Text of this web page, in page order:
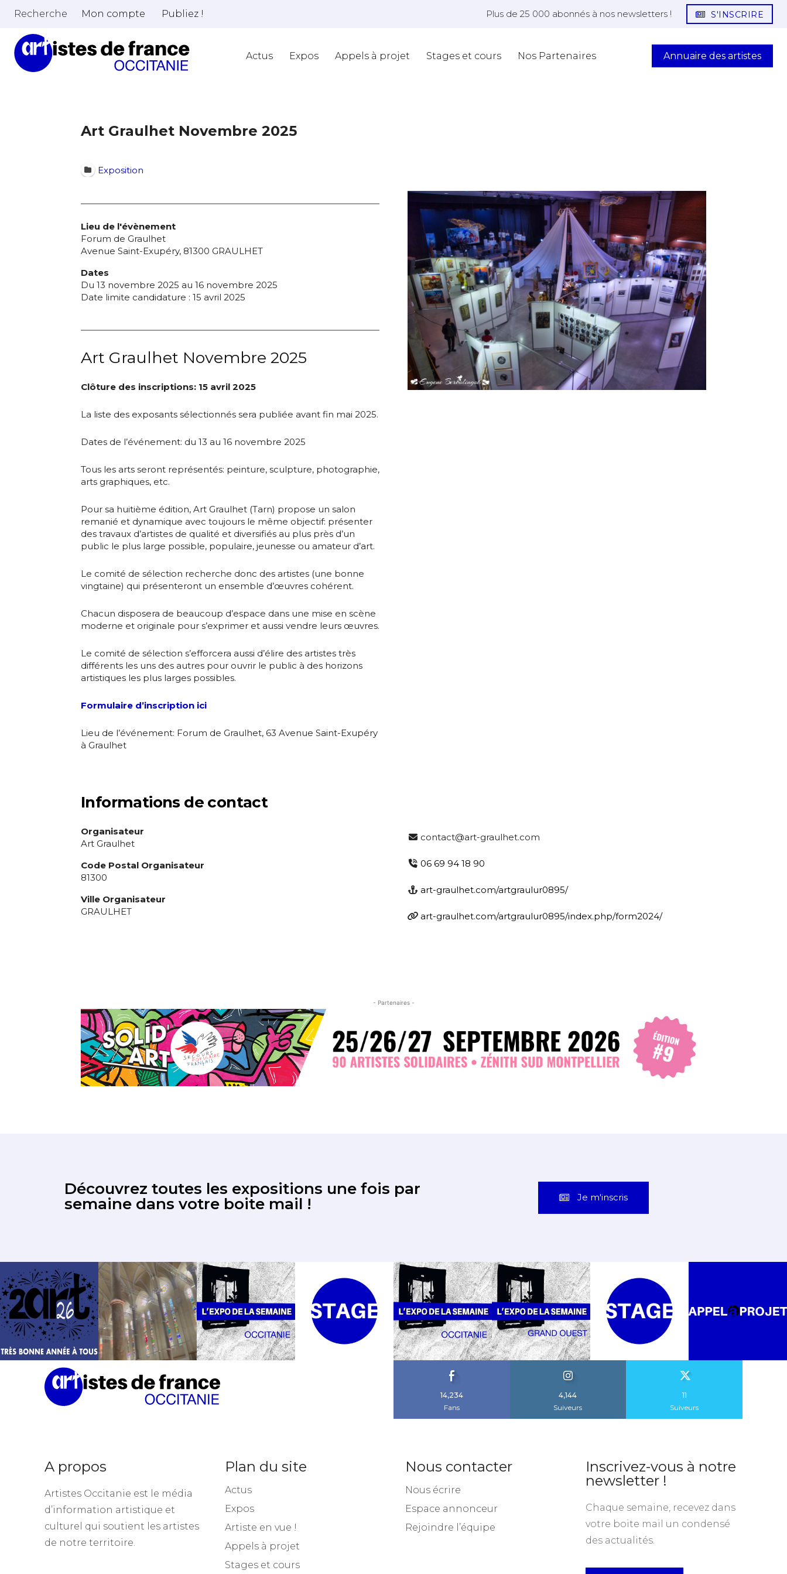
Adresse email*
J'accepte lestermes et conditions
* Champ obligatoire
Prénom
Recherche Mon compte Publiez ! Plus de 25 000 abonnés à nos newsletters ! S'INSCRIRE
Actus Expos Appels à projet Stages et cours Nos Partenaires Annuaire des artistes
Art Graulhet Novembre 2025
Exposition
Lieu de l'évènement
Forum de Graulhet
Avenue Saint-Exupéry, 81300 GRAULHET
Dates
Du 13 novembre 2025 au 16 novembre 2025
Date limite candidature : 15 avril 2025
Art Graulhet Novembre 2025
Clôture des inscriptions: 15 avril 2025
La liste des exposants sélectionnés sera publiée avant fin mai 2025.
Dates de l’événement: du 13 au 16 novembre 2025
Tous les arts seront représentés: peinture, sculpture, photographie,
arts graphiques, etc.
Pour sa huitième édition, Art Graulhet (Tarn) propose un salon
remanié et dynamique avec toujours le même objectif: présenter
des travaux d’artistes de qualité et diversifiés au plus près d’un
public le plus large possible, populaire, jeunesse ou amateur d’art.
Le comité de sélection recherche donc des artistes (une bonne
vingtaine) qui présenteront un ensemble d’œuvres cohérent.
Chacun disposera de beaucoup d’espace dans une mise en scène
moderne et originale pour s’exprimer et aussi vendre leurs œuvres.
Le comité de sélection s’efforcera aussi d’élire des artistes très
différents les uns des autres pour ouvrir le public à des horizons
artistiques les plus larges possibles.
Formulaire d’inscription ici
Lieu de l’événement: Forum de Graulhet, 63 Avenue Saint-Exupéry
à Graulhet
Informations de contact
Organisateur
Art Graulhet
Code Postal Organisateur
81300
Ville Organisateur
GRAULHET
contact@art-graulhet.com
06 69 94 18 90
art-graulhet.com/artgraulur0895/
art-graulhet.com/artgraulur0895/index.php/form2024/
- Partenaires -
Découvrez toutes les expositions une fois par
semaine dans votre boite mail !
Je m'inscris
14,234
Fans
4,144
Suiveurs
11
Suiveurs
A propos
Artistes Occitanie est le média
d’information artistique et
culturel qui soutient les artistes
de notre territoire.
Plan du site
Actus
Expos
Artiste en vue !
Appels à projet
Stages et cours
Nous contacter
Nous écrire
Espace annonceur
Rejoindre l’équipe
Inscrivez-vous à notre
newsletter !
Chaque semaine, recevez dans
votre boite mail un condensé
des actualités.